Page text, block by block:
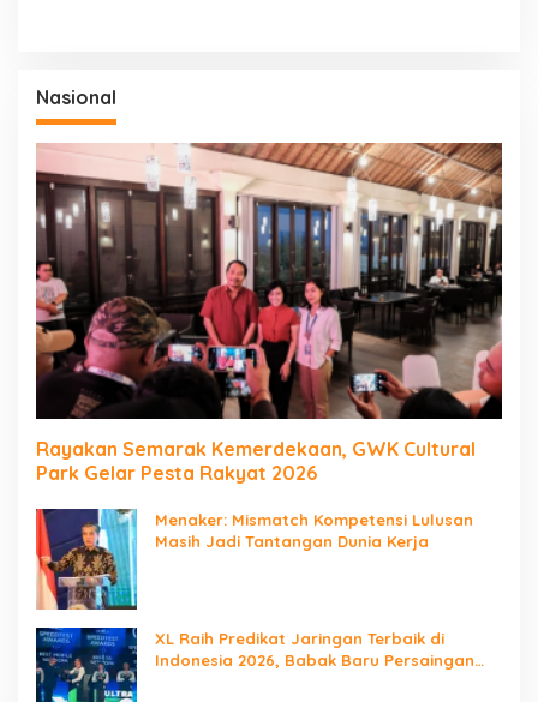
Nasional
Rayakan Semarak Kemerdekaan, GWK Cultural
Park Gelar Pesta Rakyat 2026
Menaker: Mismatch Kompetensi Lulusan
Masih Jadi Tantangan Dunia Kerja
XL Raih Predikat Jaringan Terbaik di
Indonesia 2026, Babak Baru Persaingan